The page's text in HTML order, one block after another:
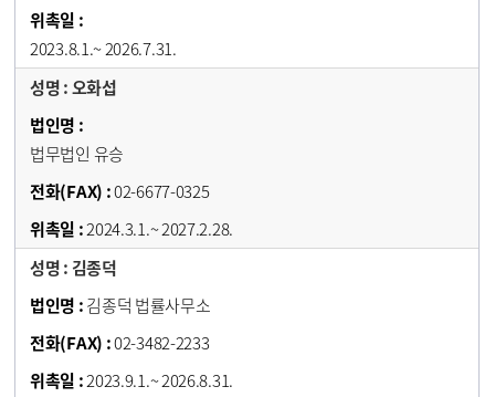
2023.8.1.~ 2026.7.31.
오화섭
법무법인 유승
02-6677-0325
2024.3.1.~ 2027.2.28.
김종덕
김종덕 법률사무소
02-3482-2233
2023.9.1.~ 2026.8.31.